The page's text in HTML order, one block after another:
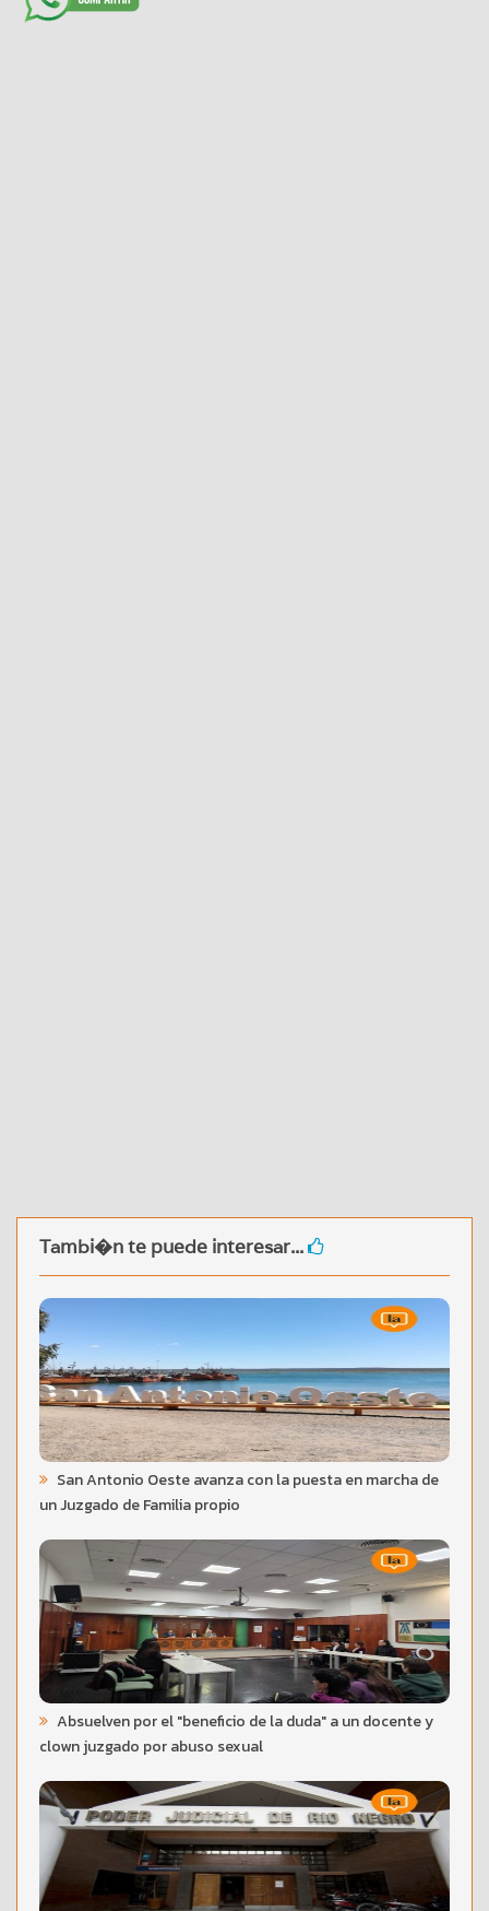
Tambi�n te puede interesar...
San Antonio Oeste avanza con la puesta en marcha de
un Juzgado de Familia propio
Absuelven por el "beneficio de la duda" a un docente y
clown juzgado por abuso sexual